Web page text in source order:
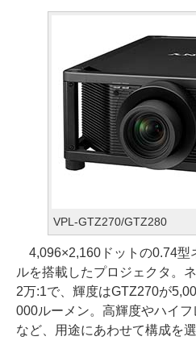
VPL-GTZ270/GTZ280
4,096×2,160ドットの0.74型
ルを搭載したプロジェクタ。
2万:1で、輝度はGTZ270が
000ルーメン。高輝度やハイ
など、用途にあわせて構成を選